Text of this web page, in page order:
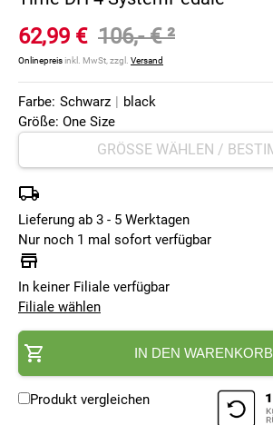
62,99 € 106,- €²
Onlinepreisinkl. MwSt, zzgl. Versand
Farbe: Schwarz | black
Größe: One Size
Lieferung ab 3 - 5 Werktagen
Nur noch 1 mal sofort verfügbar
In keiner Filiale verfügbar
Filiale wählen
IN DEN WARENKORB
Produkt vergleichen